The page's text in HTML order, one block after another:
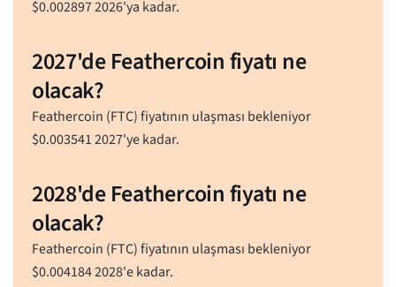
$0.0028972026'ya kadar.
2027'de Feathercoin fiyatı ne
olacak?
Feathercoin (FTC) fiyatının ulaşması bekleniyor
$0.0035412027'ye kadar.
2028'de Feathercoin fiyatı ne
olacak?
Feathercoin (FTC) fiyatının ulaşması bekleniyor
$0.0041842028'e kadar.